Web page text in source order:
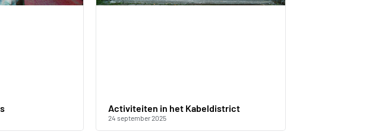
Activiteiten in het Kabeldistrict
24 september 2025